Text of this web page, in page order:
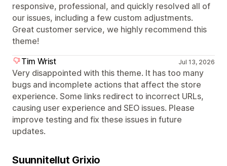
responsive, professional, and quickly resolved all of
our issues, including a few custom adjustments.
Great customer service, we highly recommend this
theme!
Tim Wrist
Jul 13, 2026
Very disappointed with this theme. It has too many
bugs and incomplete actions that affect the store
experience. Some links redirect to incorrect URLs,
causing user experience and SEO issues. Please
improve testing and fix these issues in future
updates.
Suunnitellut Grixio